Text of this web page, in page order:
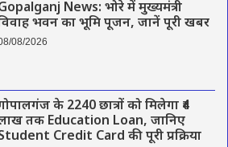
News: भोरे में मुख्यमंत्री
भवन का भूमि पूजन, जानें पूरी खबर
08/2026
के 2240 छात्रों को मिलेगा ₹4
तक Education Loan, जानिए
Credit Card की पूरी प्रक्रिया